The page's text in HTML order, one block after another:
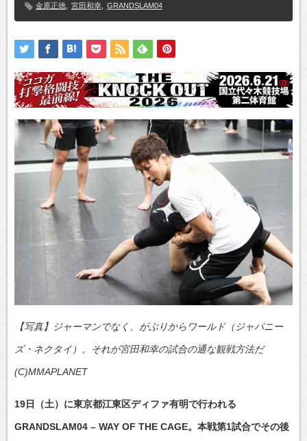
金原正徳
宮田和幸 GRANDSLAM04
【写真】ジャーマンでなく、がぶりからワールド（ジャパニー
ズ・ネクタイ）。それが宮田和幸の試合の通な観戦方法だ
(C)MMAPLANET
19日（土）に東京都江東区ディファ有明で行われる
GRANDSLAM04 – WAY OF THE CAGE。本戦第1試合でその後